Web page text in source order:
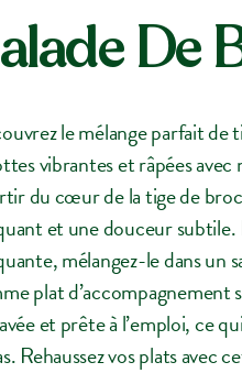
De
le mélange parfait
vibrantes et râpées
du cœur de la tige de
et une douceur
mélangez-le dans un
plat
et prête à l’emploi, ce
Rehaussez vos plats avec